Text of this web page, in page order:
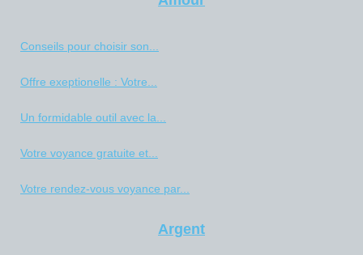
Conseils pour choisir son...
Offre exeptionelle : Votre...
Un formidable outil avec la...
Votre voyance gratuite et...
Votre rendez-vous voyance par...
Argent